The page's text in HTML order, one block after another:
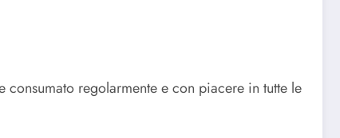
consumato regolarmente e con piacere in tutte le